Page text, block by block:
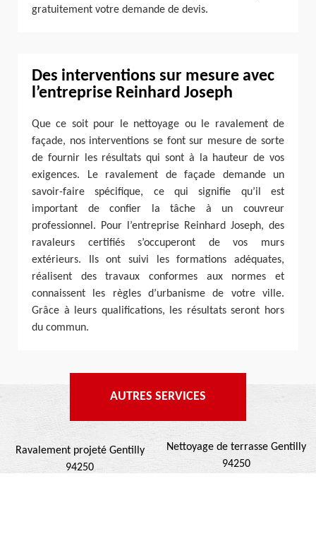
gratuitement votre demande de devis.
Des interventions sur mesure avec
l’entreprise Reinhard Joseph
Que ce soit pour le nettoyage ou le ravalement de
façade, nos interventions se font sur mesure de sorte
de fournir les résultats qui sont à la hauteur de vos
exigences. Le ravalement de façade demande un
savoir-faire spécifique, ce qui signifie qu’il est
important de confier la tâche à un couvreur
professionnel. Pour l’entreprise Reinhard Joseph, des
ravaleurs certifiés s’occuperont de vos murs
extérieurs. Ils ont suivi les formations adéquates,
réalisent des travaux conformes aux normes et
connaissent les règles d’urbanisme de votre ville.
Grâce à leurs qualifications, les résultats seront hors
du commun.
AUTRES SERVICES
Ravalement projeté Gentilly
94250
Nettoyage de terrasse Gentilly
94250